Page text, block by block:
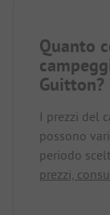
Quanto
Guitton?
I prezzi del
possono
periodo
prezzi,